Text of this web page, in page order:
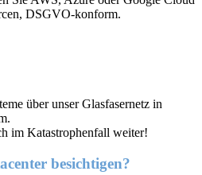
DSGVO-konform.
über unser Glasfasernetz in
im Katastrophenfall weiter!
besichtigen?